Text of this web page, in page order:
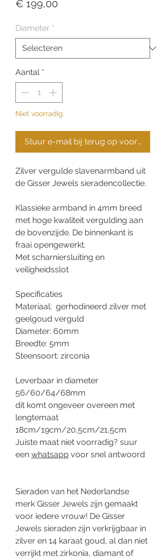
€ 199,00
Diameter *
Aantal *
Niet voorradig
Stuur e-mail bij terug op voorraad
Zilver vergulde slavenarmband uit
de Gisser Jewels sieradencollectie.
Klassieke armband in 4mm breed
met hoge kwaliteit vergulding aan
de bovenzijde. De binnenkant is
fraai opengewerkt.
Met scharniersluiting en
veiligheidsslot
Specificaties
Materiaal: gerhodineerd zilver met
geelgoud verguld
Diameter: 60mm
Breedte: 5mm
Steensoort: zirconia
Leverbaar in diameter
56/60/64/68mm
dit komt ongeveer overeen met
lengtemaat
18cm/19cm/20,5cm/21,5cm
Juiste maat niet voorradig? suur
een whatsapp voor snel antwoord
Sieraden van het Nederlandse
merk Gisser Jewels zijn gemaakt
voor iedere vrouw! De Gisser
Jewels sieraden zijn verkrijgbaar in
zilver en 14 karaat goud, al dan niet
verrijkt met zirkonia, diamant of